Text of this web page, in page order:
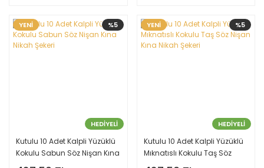
%5
YENİ
HEDİYELİ
Kutulu 10 Adet Kalpli Yüzüklü
Kokulu Sabun Söz Nişan Kına
Nikah Şekeri
%5
YENİ
HEDİYELİ
Kutulu 10 Adet Kalpli Yüzüklü
Mıknatıslı Kokulu Taş Söz
Nişan Kına Nikah Şekeri